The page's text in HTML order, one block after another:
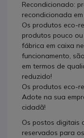
Recondicionado:
recondicionada
Os produtos eco-
produtos pouco
fábrica em caixa
funcionamento,
em termos de
reduzido!
Os produtos eco-
Adote na sua
cidadã!
Os postos digitais
reservados para